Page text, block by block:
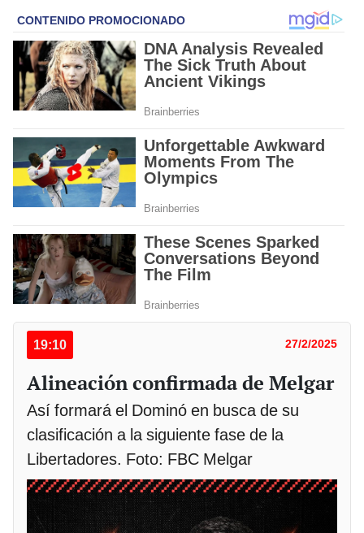
19:10 27/2/2025
Alineación confirmada de Melgar
Así formará el Dominó en busca de su
clasificación a la siguiente fase de la
Libertadores. Foto: FBC Melgar